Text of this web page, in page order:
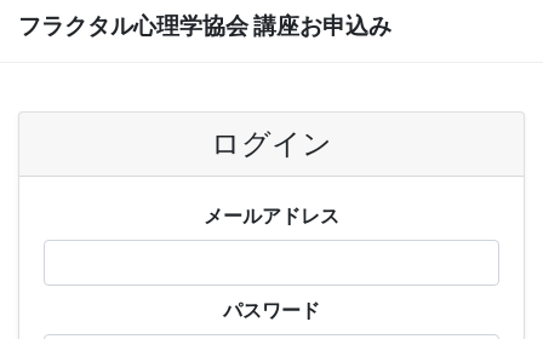
フラクタル心理学協会 講座お申込み
ログイン
メールアドレス
パスワード